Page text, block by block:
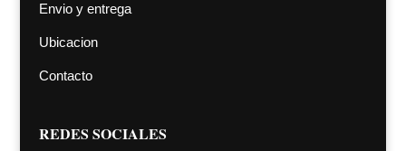
Envio y entrega
Ubicacion
Contacto
REDES SOCIALES